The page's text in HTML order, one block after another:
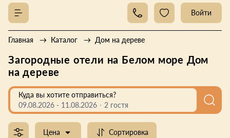
Войти
Главная Каталог Дом на дереве
Загородные отели на Белом море Дом
на дереве
Куда вы хотите отправиться?
09.08.2026 - 11.08.2026 2 гостя
Цена Сортировка